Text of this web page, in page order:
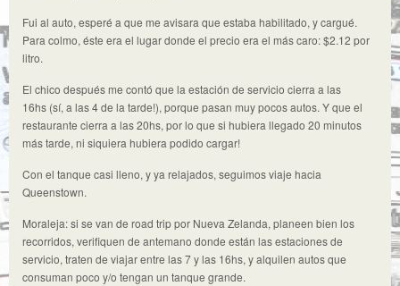
Fui al auto, esperé a que me avisara que estaba habilitado, y cargué.
Para colmo, éste era el lugar donde el precio era el más caro: $2.12 por
litro.
El chico después me contó que la estación de servicio cierra a las
16hs (sí, a las 4 de la tarde!), porque pasan muy pocos autos. Y que el
restaurante cierra a las 20hs, por lo que si hubiera llegado 20 minutos
más tarde, ni siquiera hubiera podido cargar!
Con el tanque casi lleno, y ya relajados, seguimos viaje hacia
Queenstown.
Moraleja: si se van de road trip por Nueva Zelanda, planeen bien los
recorridos, verifiquen de antemano donde están las estaciones de
servicio, traten de viajar entre las 7 y las 16hs, y alquilen autos que
consuman poco y/o tengan un tanque grande.